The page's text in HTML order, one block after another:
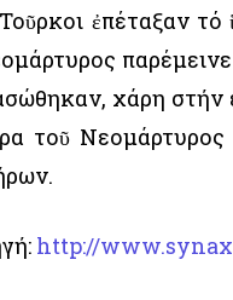
ἐπέταξαν
χάρη στήν
τοῦ Νεομάρτυρος
http://